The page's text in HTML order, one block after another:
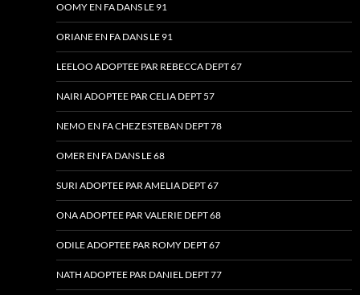
OOMY EN FA DANS LE 91
ORIANE EN FA DANS LE 91
LEELOO ADOPTEE PAR REBECCA DEPT 67
NAIRI ADOPTEE PAR CELIA DEPT 57
NEMO EN FA CHEZ ESTEBAN DEPT 78
OMER EN FA DANS LE 68
SURI ADOPTEE PAR AMELIA DEPT 67
ONA ADOPTEE PAR VALERIE DEPT 68
ODILE ADOPTEE PAR ROMY DEPT 67
NATH ADOPTEE PAR DANIEL DEPT 77